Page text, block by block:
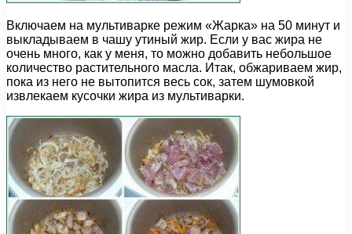
Включаем на мультиварке режим «Жарка» на 50 минут и
выкладываем в чашу утиный жир. Если у вас жира не
очень много, как у меня, то можно добавить небольшое
количество растительного масла. Итак, обжариваем жир,
пока из него не вытопится весь сок, затем шумовкой
извлекаем кусочки жира из мультиварки.